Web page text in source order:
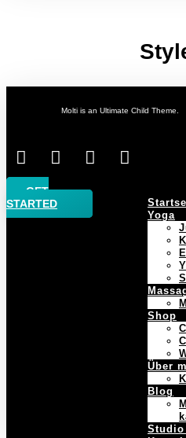
Molti is an Ultimate Child Theme.
   
Yoga
Shop
Über
Blog
GET
STARTED